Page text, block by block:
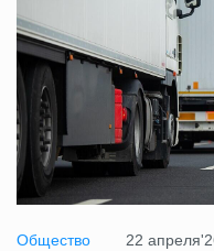
Общество 22